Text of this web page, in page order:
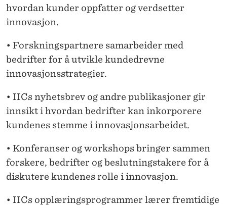
hvordan kunder oppfatter og verdsetter
innovasjon.
• Forskningspartnere samarbeider med
bedrifter for å utvikle kundedrevne
innovasjonsstrategier.
• IICs nyhetsbrev og andre publikasjoner gir
innsikt i hvordan bedrifter kan inkorporere
kundenes stemme i innovasjonsarbeidet.
• Konferanser og workshops bringer sammen
forskere, bedrifter og beslutningstakere for å
diskutere kundenes rolle i innovasjon.
• IICs opplæringsprogrammer lærer fremtidige